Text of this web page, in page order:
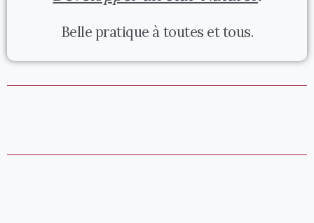
Belle pratique à toutes et tous.